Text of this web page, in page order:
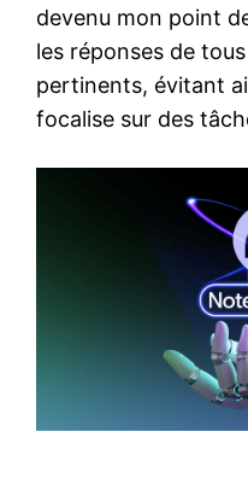
devenu mon point
les réponses de
pertinents, évitant
focalise sur des